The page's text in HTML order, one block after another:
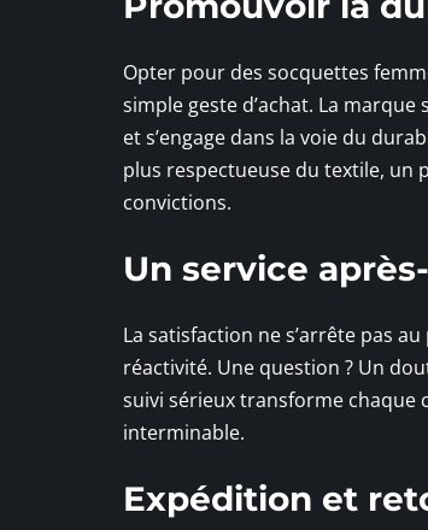
Opter pour des socquettes
simple geste d’achat. La
et s’engage dans la voie du
plus respectueuse du textile, un
convictions.
Un service
La satisfaction ne s’arrête pas
réactivité. Une question ? Un
suivi sérieux transforme chaque
interminable.
Expédition et